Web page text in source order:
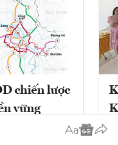
chiến lược
vững
giao